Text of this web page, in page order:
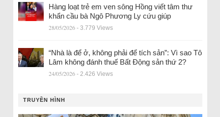
Hàng loạt trẻ em ven sông Hồng viết tâm thư
khẩn cầu bà Ngô Phương Ly cứu giúp
28/05/2026 - 3.779 Views
“Nhà là để ở, không phải để tích sản”: Vì sao Tô
Lâm không đánh thuế Bất Động sản thứ 2?
24/05/2026 - 2.426 Views
TRUYỀN HÌNH